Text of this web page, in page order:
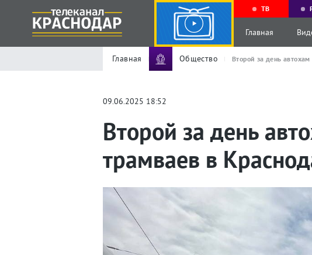
ТВ
Главная
Главная Общество Второй за день
09.06.2025 18:52
Второй за день
трамваев в